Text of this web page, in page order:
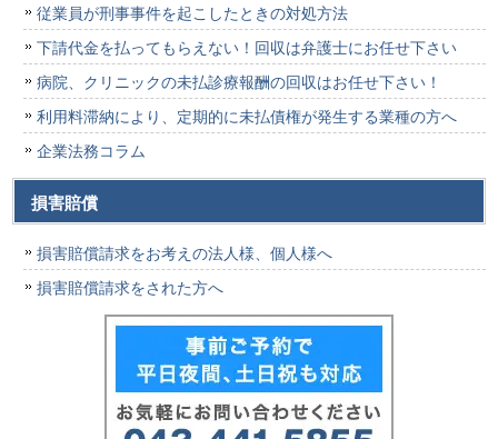
従業員が刑事事件を起こしたときの対処方法
下請代金を払ってもらえない！回収は弁護士にお任せ下さい
病院、クリニックの未払診療報酬の回収はお任せ下さい！
利用料滞納により、定期的に未払債権が発生する業種の方へ
企業法務コラム
損害賠償
損害賠償請求をお考えの法人様、個人様へ
損害賠償請求をされた方へ